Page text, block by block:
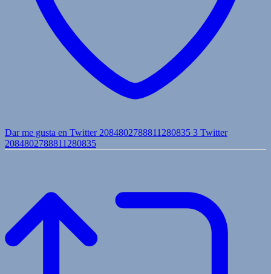
Dar me gusta en Twitter 2084802788811280835 3 Twitter
2084802788811280835